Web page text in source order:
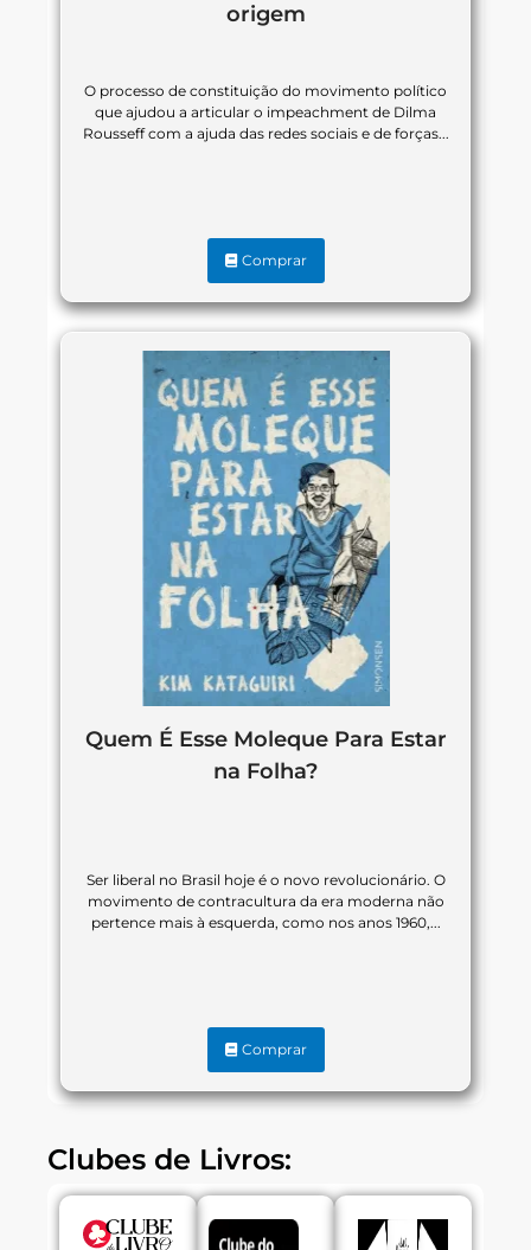
origem
O processo de constituição do movimento político
que ajudou a articular o impeachment de Dilma
Rousseff com a ajuda das redes sociais e de forças...
Comprar
Quem É Esse Moleque Para Estar
na Folha?
Ser liberal no Brasil hoje é o novo revolucionário. O
movimento de contracultura da era moderna não
pertence mais à esquerda, como nos anos 1960,...
Comprar
Clubes de Livros: